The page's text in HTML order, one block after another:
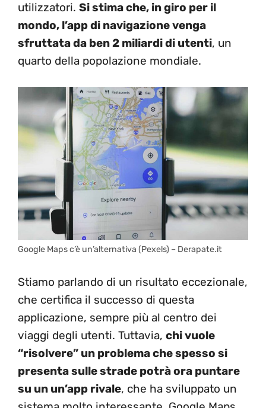
utilizzatori. Sistima che, in giro per il
mondo, l’app di navigazione venga
sfruttata da ben 2 miliardi di utenti, un
quarto della popolazione mondiale.
Google Maps c’è un’alternativa (Pexels) – Derapate.it
Stiamo parlando di un risultato eccezionale,
che certifica il successo di questa
applicazione, sempre più al centro dei
viaggi degli utenti. Tuttavia, chi vuole
“risolvere” un problema che spesso si
presenta sulle strade potrà ora puntare
su un un’app rivale, che ha sviluppato un